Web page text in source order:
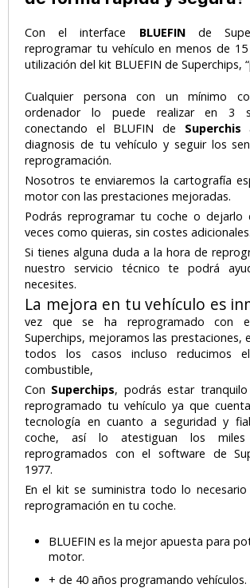
Con el interface BLUEFIN de
reprogramar tu vehículo en menos de
utilización del kit BLUEFIN de Superchips,
Cualquier persona con un mínimo
ordenador lo puede realizar en 3
conectando el BLUFIN de Superchis
diagnosis de tu vehículo y seguir los
reprogramación.
Nosotros te enviaremos la cartografía
motor con las prestaciones mejoradas.
Podrás reprogramar tu coche o dejarlo
veces como quieras, sin costes adicionales.
Si tienes alguna duda a la hora de
nuestro servicio técnico te podrá
necesites.
La mejora en tu vehículo es
vez que se ha reprogramado con
Superchips, mejoramos las prestaciones,
todos los casos incluso reducimos
combustible,
Con Superchips, podrás estar tranquilo
reprogramado tu vehículo ya que
tecnología en cuanto a seguridad y
coche, así lo atestiguan los miles
reprogramados con el software de
1977.
En el kit se suministra todo lo necesario
reprogramación en tu coche.
BLUEFIN es la mejor apuesta para
motor.
+ de 40 años programando vehículos.